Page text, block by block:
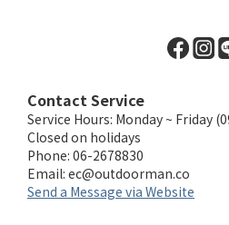
Contact Service
Service Hours: Monday ~ Friday
Closed on holidays
Phone: 06-2678830
Email: ec@outdoorman.co
Send a Message via Website